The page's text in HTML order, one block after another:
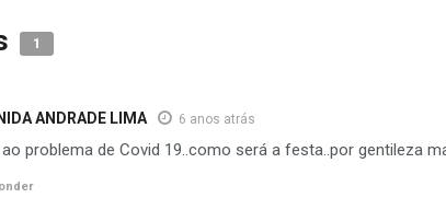
1
ANDRADE LIMA 6 anos atrás
ao problema de Covid 19..como será a festa..por gentileza